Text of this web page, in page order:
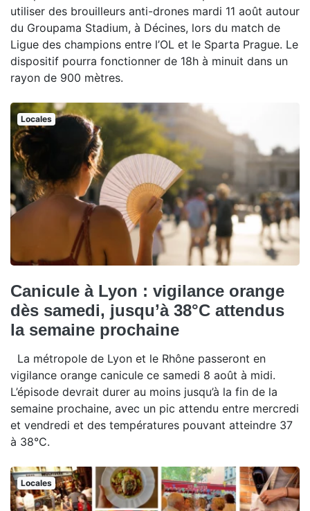
utiliser des brouilleurs anti-drones mardi 11 août autour
du Groupama Stadium, à Décines, lors du match de
Ligue des champions entre l’OL et le Sparta Prague. Le
dispositif pourra fonctionner de 18h à minuit dans un
rayon de 900 mètres.
Locales
Canicule à Lyon : vigilance orange
dès samedi, jusqu’à 38°C attendus
la semaine prochaine
La métropole de Lyon et le Rhône passeront en
vigilance orange canicule ce samedi 8 août à midi.
L’épisode devrait durer au moins jusqu’à la fin de la
semaine prochaine, avec un pic attendu entre mercredi
et vendredi et des températures pouvant atteindre 37
à 38°C.
Locales